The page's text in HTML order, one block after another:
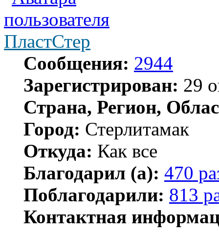
ПластСтер
Сообщения: 2944
Зарегистрирован: 29
Страна, Регион,
Город: Стерлитамак
Откуда: Как все
Благодарил (а): 470
Поблагодарили: 813
Контактная